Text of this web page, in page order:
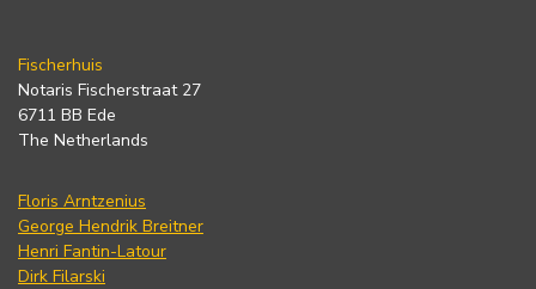
Fischerhuis
Notaris Fischerstraat 27
6711 BB Ede
The Netherlands
Floris Arntzenius
George Hendrik Breitner
Henri Fantin-Latour
Dirk Filarski